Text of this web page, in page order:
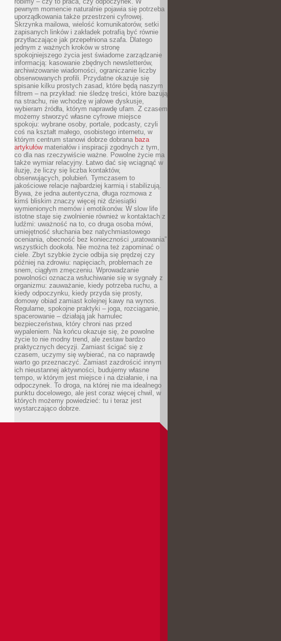
pewnym momencie naturalnie pojawia się potrzeba
uporządkowania także przestrzeni cyfrowej.
Skrzynka mailowa, wielość komunikatorów, setki
zapisanych linków i zakładek potrafią być równie
przytłaczające jak przepełniona szafa. Dlatego
jednym z ważnych kroków w stronę
spokojniejszego życia jest świadome zarządzanie
informacją: kasowanie zbędnych newsletterów,
archiwizowanie wiadomości, ograniczanie liczby
obserwowanych profili. Przydatne okazuje się
spisanie kilku prostych zasad, które będą naszym
filtrem – na przykład: nie śledzę treści, które bazują
na strachu, nie wchodzę w jałowe dyskusje,
wybieram źródła, którym naprawdę ufam. Z czasem
możemy stworzyć własne cyfrowe miejsce
spokoju: wybrane osoby, portale, podcasty, czyli
coś na kształt małego, osobistego internetu, w
którym centrum stanowi dobrze dobrana baza
artykułówmateriałów i inspiracji zgodnych z tym,
co dla nas rzeczywiście ważne. Powolne życie ma
także wymiar relacyjny. Łatwo dać się wciągnąć w
iluzję, że liczy się liczba kontaktów,
obserwujących, polubień. Tymczasem to
jakościowe relacje najbardziej karmią i stabilizują.
Bywa, że jedna autentyczna, długa rozmowa z
kimś bliskim znaczy więcej niż dziesiątki
wymienionych memów i emotikonów. W slow life
istotne staje się zwolnienie również w kontaktach z
ludźmi: uważność na to, co druga osoba mówi,
umiejętność słuchania bez natychmiastowego
oceniania, obecność bez konieczności „uratowania”
wszystkich dookoła. Nie można też zapominać o
ciele. Zbyt szybkie życie odbija się prędzej czy
później na zdrowiu: napięciach, problemach ze
snem, ciągłym zmęczeniu. Wprowadzanie
powolności oznacza wsłuchiwanie się w sygnały z
organizmu: zauważanie, kiedy potrzeba ruchu, a
kiedy odpoczynku, kiedy przyda się prosty,
domowy obiad zamiast kolejnej kawy na wynos.
Regularne, spokojne praktyki – joga, rozciąganie,
spacerowanie – działają jak hamulec
bezpieczeństwa, który chroni nas przed
wypaleniem. Na końcu okazuje się, że powolne
życie to nie modny trend, ale zestaw bardzo
praktycznych decyzji. Zamiast ścigać się z
czasem, uczymy się wybierać, na co naprawdę
warto go przeznaczyć. Zamiast zazdrościć innym
ich nieustannej aktywności, budujemy własne
tempo, w którym jest miejsce i na działanie, i na
odpoczynek. To droga, na której nie ma idealnego
punktu docelowego, ale jest coraz więcej chwil, w
których możemy powiedzieć: tu i teraz jest
wystarczająco dobrze.